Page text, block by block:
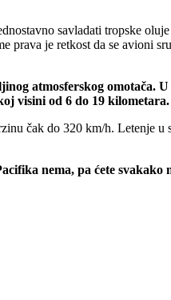
savladati tropske oluje
prava je retkost da se avioni
atmosferskog omotača.
visini od 6 do 19 kilometara.
čak do 320 km/h. Letenje u
nema, pa ćete